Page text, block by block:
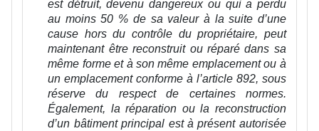
est détruit, devenu dangereux ou qui a perdu
au moins 50 % de sa valeur à la suite d’une
cause hors du contrôle du propriétaire, peut
maintenant être reconstruit ou réparé dans sa
même forme et à son même emplacement ou à
un emplacement conforme à l’article 892, sous
réserve du respect de certaines normes.
Également, la réparation ou la reconstruction
d’un bâtiment principal est à présent autorisée